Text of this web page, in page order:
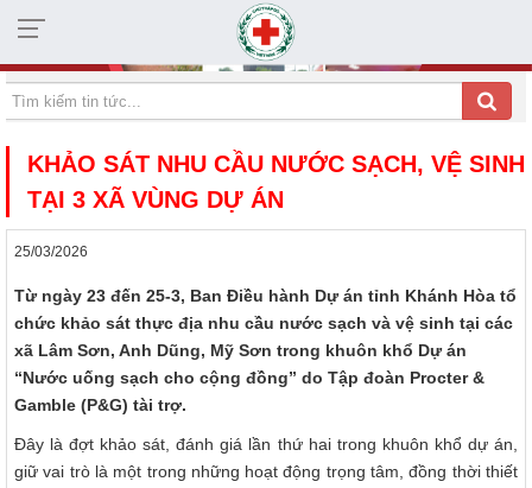
HỘI CHỮ THẬP ĐỎ TỈNH KHÁNH HÒA
KHẢO SÁT NHU CẦU NƯỚC SẠCH, VỆ SINH
TẠI 3 XÃ VÙNG DỰ ÁN
25/03/2026
Từ ngày 23 đến 25-3, Ban Điều hành Dự án tỉnh Khánh Hòa tổ
chức khảo sát thực địa nhu cầu nước sạch và vệ sinh tại các
xã Lâm Sơn, Anh Dũng, Mỹ Sơn trong khuôn khổ Dự án
“Nước uống sạch cho cộng đồng” do Tập đoàn Procter &
Gamble (P&G) tài trợ.
Đây là đợt khảo sát, đánh giá lần thứ hai trong khuôn khổ dự án,
giữ vai trò là một trong những hoạt động trọng tâm, đồng thời thiết